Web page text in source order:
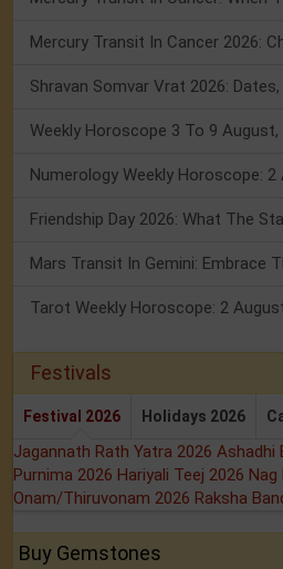
Tarot Weekly Horoscope: 2
Festivals
Festival 2026 Holidays 2026
Jagannath Rath Yatra 2026 Ashadhi
Purnima 2026 Hariyali Teej 2026 Nag
Onam/Thiruvonam 2026 Raksha
Buy Gemstones